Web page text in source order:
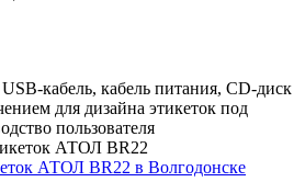
кабель, кабель питания, CD-диск
для дизайна этикеток под
пользователя
АТОЛ BR22 в Волгодонске